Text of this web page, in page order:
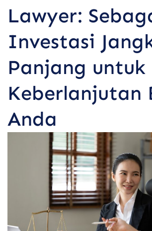
Lawyer:
Investasi
Panjang untuk
Keberlanjutan
Anda